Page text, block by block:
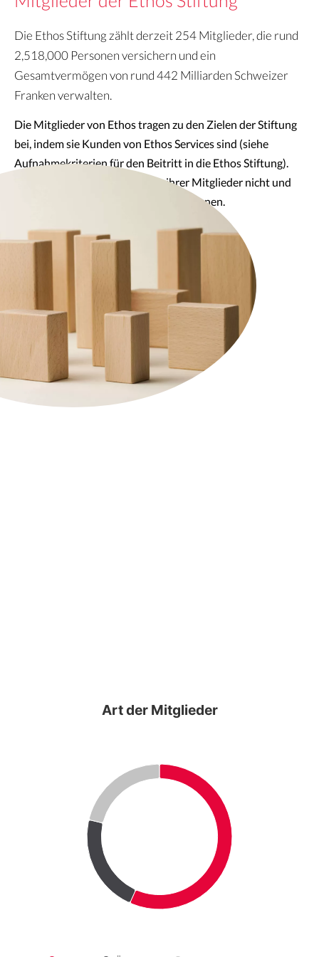
Die Ethos Stiftung zählt derzeit 254 Mitglieder, die rund
2,518,000 Personen versichern und ein
Gesamtvermögen von rund 442 Milliarden Schweizer
Franken verwalten.
Die Mitglieder von Ethos tragen zu den Zielen der Stiftung
bei, indem sie Kunden von Ethos Services sind (siehe
Aufnahmekriterien für den Beitritt in die Ethos Stiftung).
Ethos verwaltet das Vermögen ihrer Mitglieder nicht und
hat keinen Einfluss auf deren Investitionen.
Art der Mitglieder